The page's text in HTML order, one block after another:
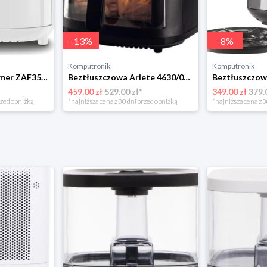
Beztłuszczowa Zelmer ZAF3551W biały
obniżką
-13%
Komputronik
Beztłuszczowa Ariete 4630/00 czarny
459.00 zł529.00 zł*
*najniższa cena z 30 dni przed obniżką
-8%
Komputronik
349.00 zł
*najniższa cena z